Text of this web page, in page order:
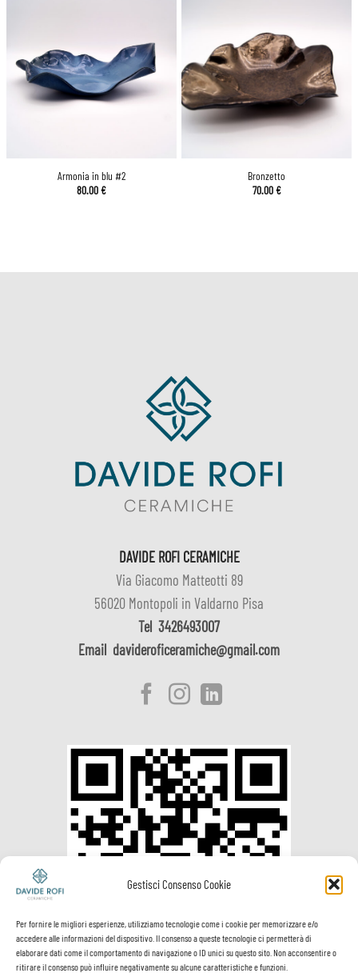
Gestisci Consenso Cookie
Per fornire le migliori esperienze, utilizziamo tecnologie come i cookie per memorizzare e/o
accedere alle informazioni del dispositivo. Il consenso a queste tecnologie ci permetterà di
elaborare dati come il comportamento di navigazione o ID unici su questo sito. Non acconsentire o
ritirare il consenso può influire negativamente su alcune caratteristiche e funzioni.
Armonia in blu #2
80.00€
Bronzetto
70.00€
DAVIDE ROFI CERAMICHE
Via Giacomo Matteotti 89
56020 Montopoli in Valdarno Pisa
Tel 3426493007
Email davideroficeramiche@gmail.com